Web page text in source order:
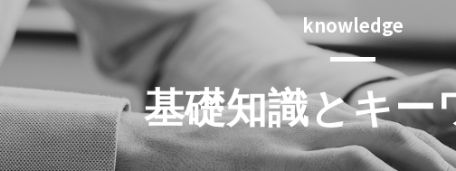
knowledge
基礎知識とキー